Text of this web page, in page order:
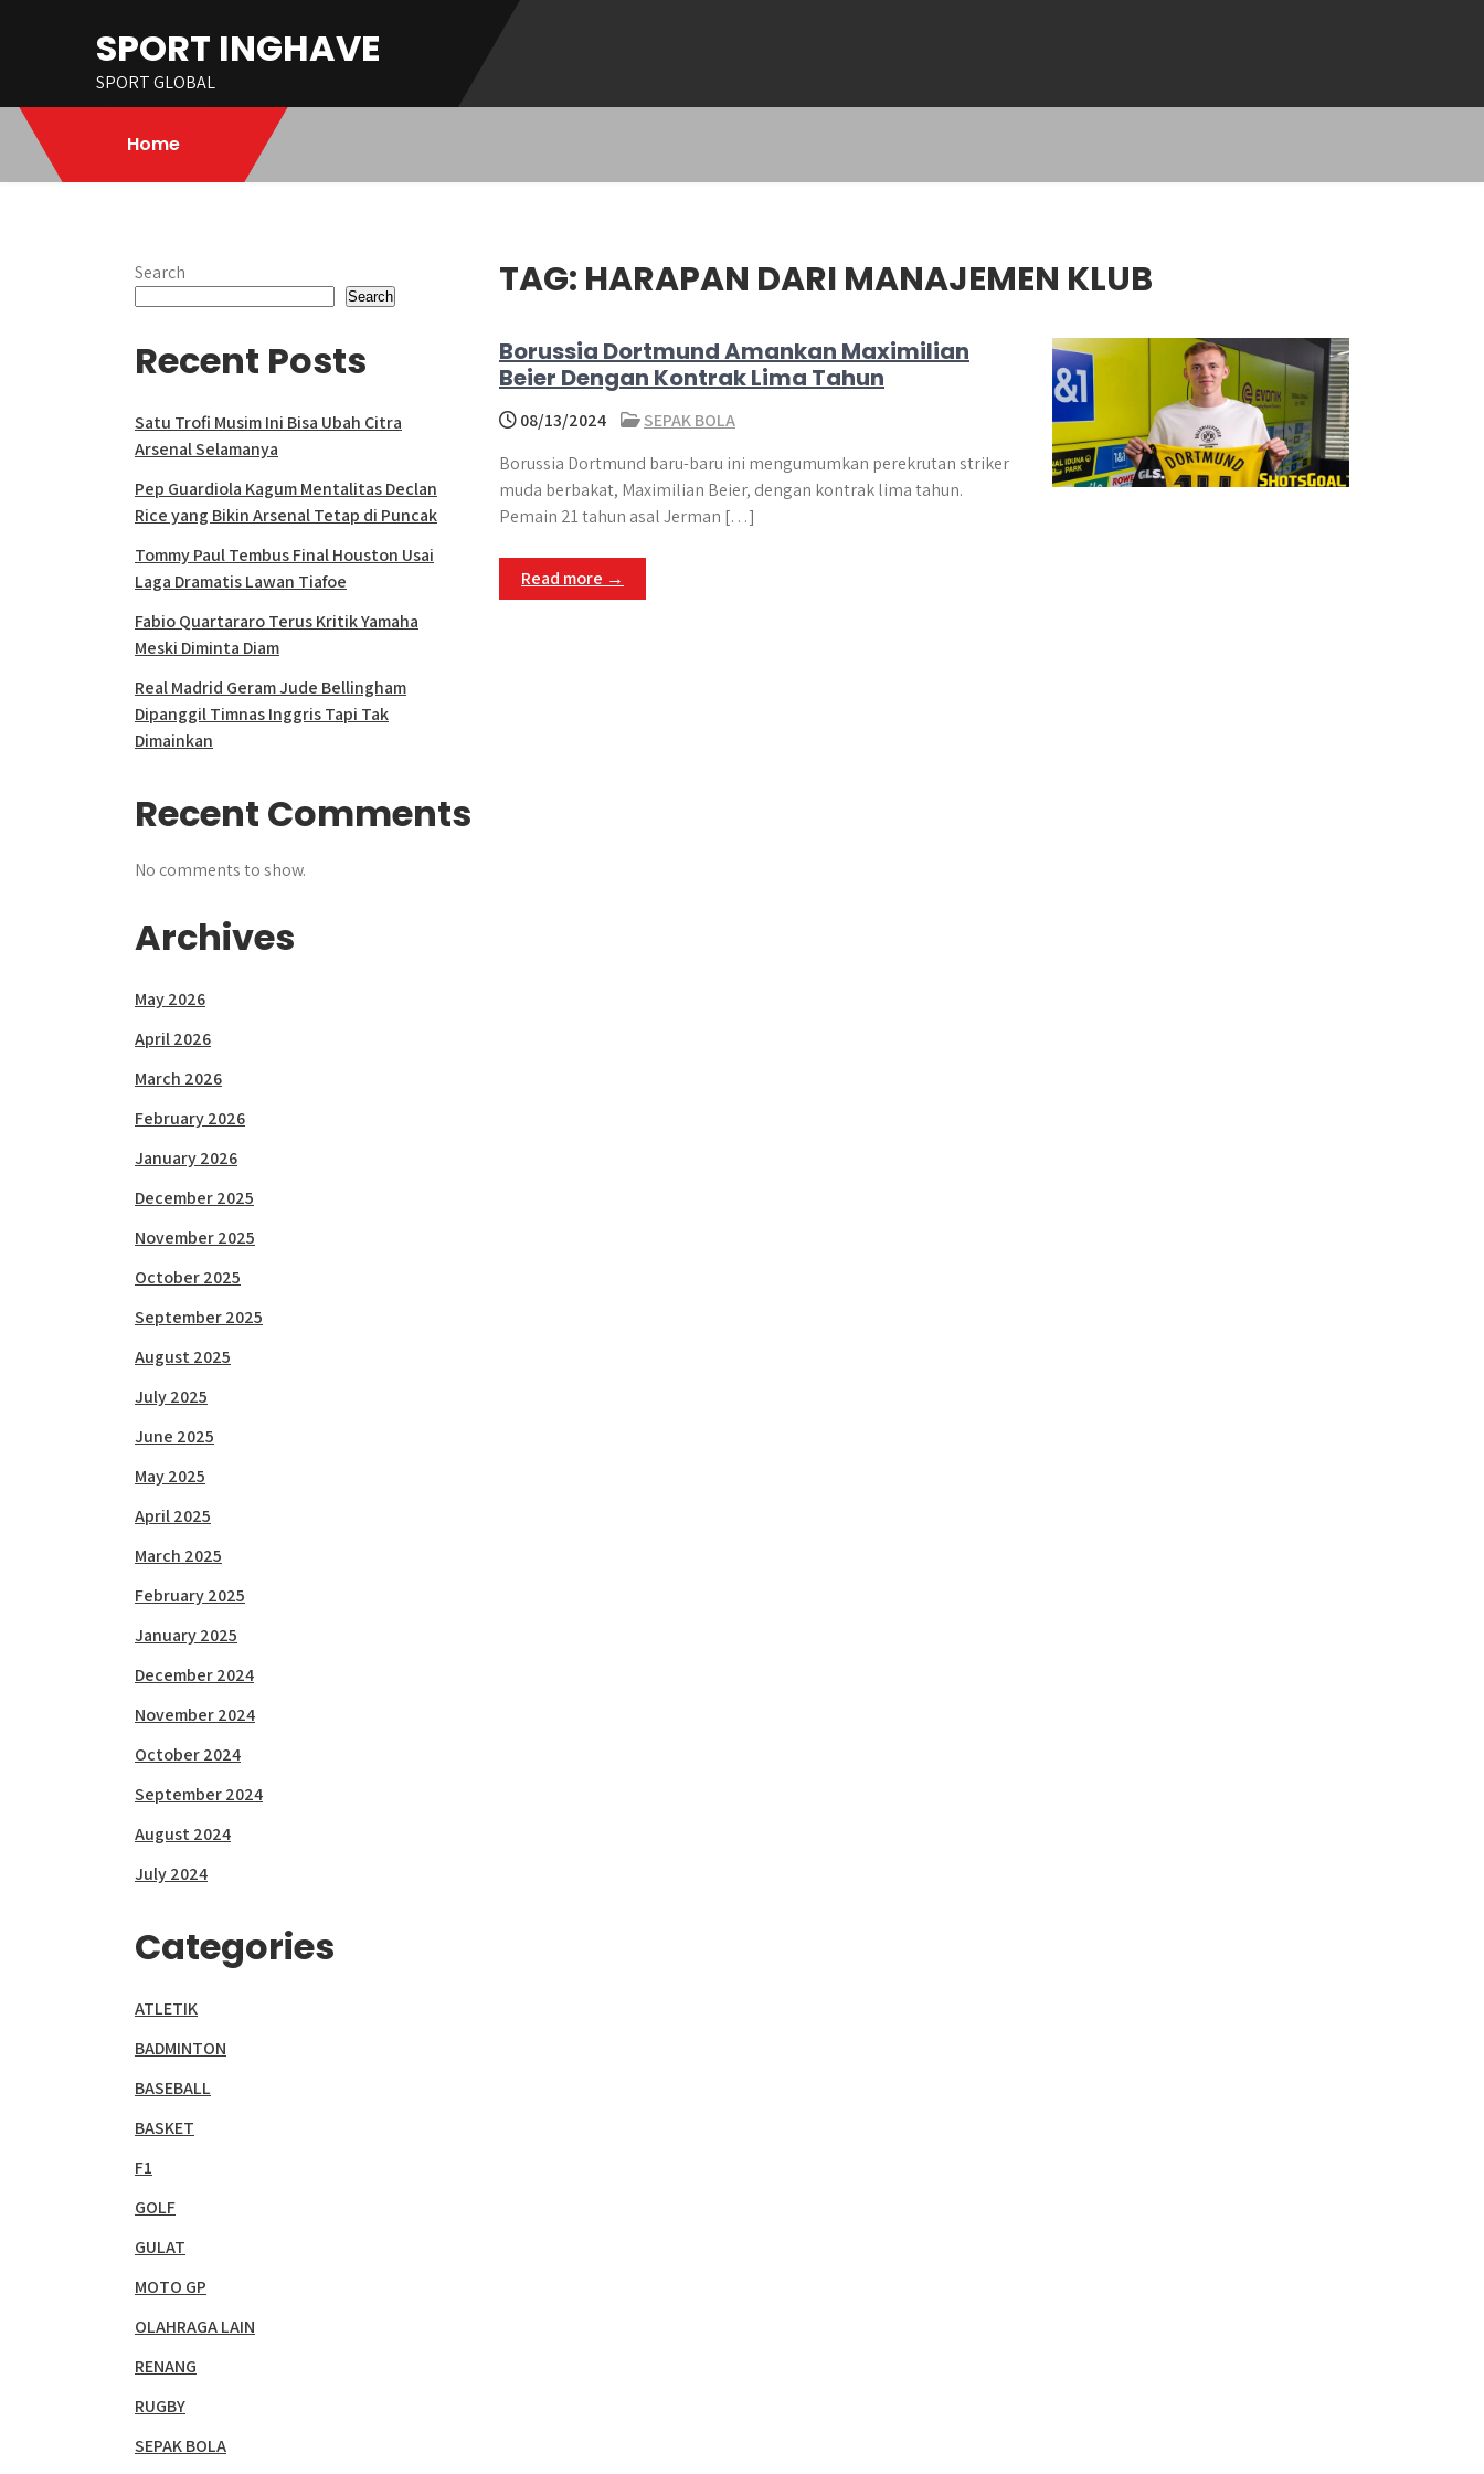
SPORT INGHAVE
SPORT GLOBAL
Home
TAG: HARAPAN DARI MANAJEMEN KLUB
Borussia Dortmund Amankan Maximilian
Beier Dengan Kontrak Lima Tahun
08/13/2024
SEPAK BOLA
Borussia Dortmund baru-baru ini mengumumkan perekrutan striker
muda berbakat, Maximilian Beier, dengan kontrak lima tahun.
Pemain 21 tahun asal Jerman […]
Read more →
Search
Search
Recent Posts
Satu Trofi Musim Ini Bisa Ubah Citra
Arsenal Selamanya
Pep Guardiola Kagum Mentalitas Declan
Rice yang Bikin Arsenal Tetap di Puncak
Tommy Paul Tembus Final Houston Usai
Laga Dramatis Lawan Tiafoe
Fabio Quartararo Terus Kritik Yamaha
Meski Diminta Diam
Real Madrid Geram Jude Bellingham
Dipanggil Timnas Inggris Tapi Tak
Dimainkan
Recent Comments
No comments to show.
Archives
May 2026
April 2026
March 2026
February 2026
January 2026
December 2025
November 2025
October 2025
September 2025
August 2025
July 2025
June 2025
May 2025
April 2025
March 2025
February 2025
January 2025
December 2024
November 2024
October 2024
September 2024
August 2024
July 2024
Categories
ATLETIK
BADMINTON
BASEBALL
BASKET
F1
GOLF
GULAT
MOTO GP
OLAHRAGA LAIN
RENANG
RUGBY
SEPAK BOLA